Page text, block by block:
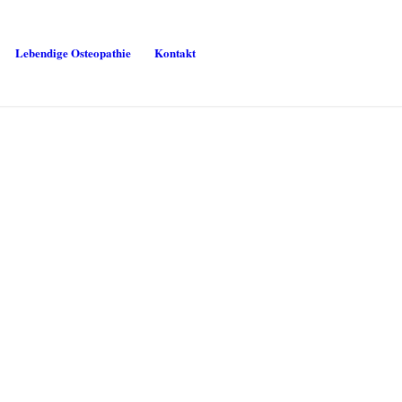
Lebendige Osteopathie Kontakt